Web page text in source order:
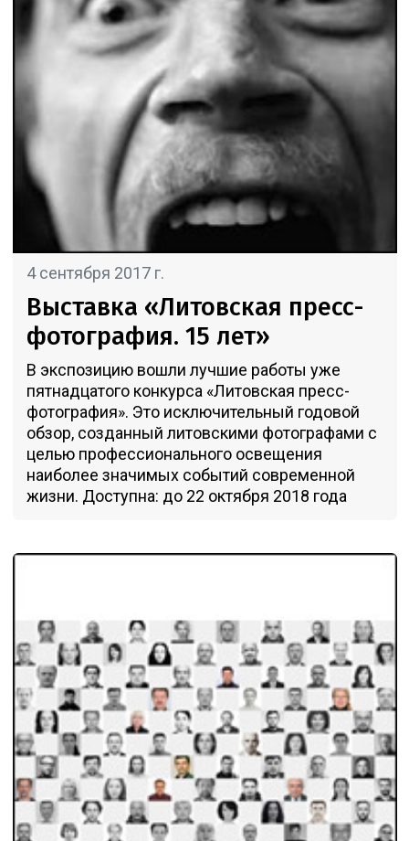
4 сентября 2017 г.
Выставка «Литовская пресс-
фотография. 15 лет»
В экспозицию вошли лучшие работы уже
пятнадцатого конкурса «Литовская пресс-
фотография». Это исключительный годовой
обзор, созданный литовскими фотографами с
целью профессионального освещения
наиболее значимых событий современной
жизни. Доступна: до 22 октября 2018 года